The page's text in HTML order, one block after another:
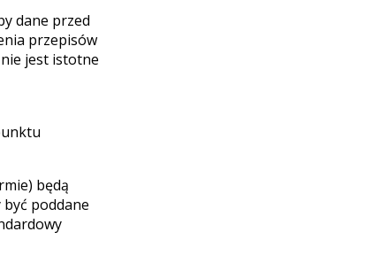
dane przed
przepisów
jest istotne
będą
poddane